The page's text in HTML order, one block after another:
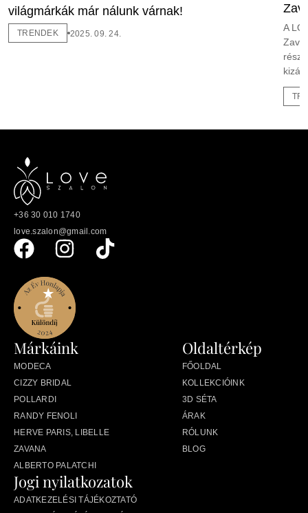
világmárkák már nálunk várnak!
TRENDEK 2025. 09. 24.
A
+36 30 010 1740
love.szalon@gmail.com
Oldaltérkép
FŐOLDAL
KOLLEKCIÓINK
3D SÉTA
ÁRAK
RÓLUNK
BLOG
Márkáink
MODECA
CIZZY BRIDAL
POLLARDI
RANDY FENOLI
HERVE PARIS, LIBELLE
ZAVANA
ALBERTO PALATCHI
Jogi nyilatkozatok
ADATKEZELÉSI TÁJÉKOZTATÓ